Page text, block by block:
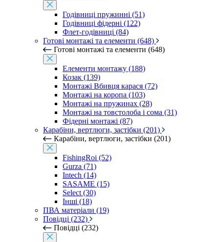
Годівниці пружинні (51)
Годівниці фідерні (122)
Флет-годівниці (84)
Готові монтажі та елементи (648)
Готові монтажі та елементи (648)
Елементи монтажу (188)
Козак (139)
Монтажі Вбивця карася (72)
Монтажі на коропа (103)
Монтажі на пружинах (28)
Монтажі на товстолоба і сома (31)
Фідерні монтажі (87)
Карабіни, вертлюги, застібки (201)
Карабіни, вертлюги, застібки (201)
FishingRoi (52)
Gurza (71)
Intech (14)
SASAME (15)
Select (30)
Інші (18)
ПВА матеріали (19)
Повідці (232)
Повідці (232)